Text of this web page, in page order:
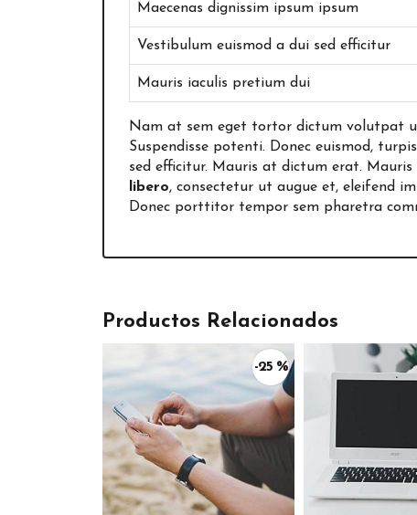
Maecenas dignissim ipsum ipsum
Vestibulum euismod a dui sed efficitur
Mauris iaculis pretium dui
Nam at sem eget tortor dictum volutpat
Suspendisse potenti. Donec euismod,
sed efficitur. Mauris at dictum erat.
libero, consectetur ut augue et, eleifend
Donec porttitor tempor sem pharetra
Productos Relacionados
-25 %